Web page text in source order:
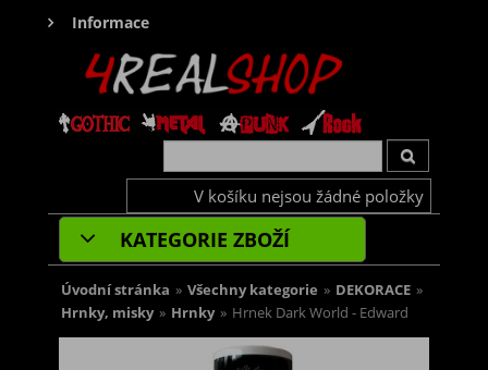
Informace
V košíku nejsou žádné položky
KATEGORIE ZBOŽÍ
Úvodní stránka » Všechny kategorie » DEKORACE »
Hrnky, misky » Hrnky » Hrnek Dark World - Edward